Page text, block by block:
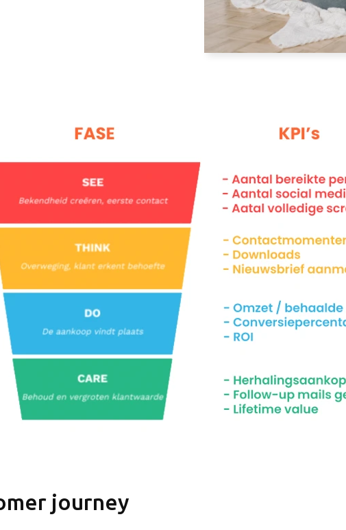
journey
Corporates, e-
Musea, theaters,
Ziekenhuizen,
Stay tuned!